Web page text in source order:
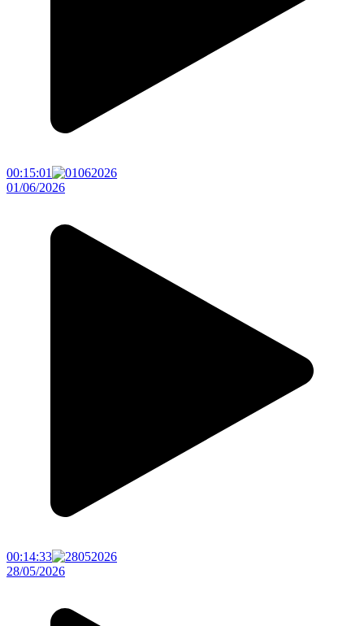
00:15:01
01/06/2026
00:14:33
28/05/2026